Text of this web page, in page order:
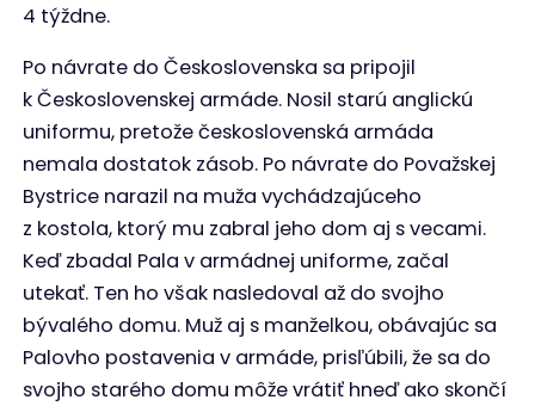
4 týždne.
Po návrate do Československa sa pripojil
k Československej armáde. Nosil starú anglickú
uniformu, pretože československá armáda
nemala dostatok zásob. Po návrate do Považskej
Bystrice narazil na muža vychádzajúceho
z kostola, ktorý mu zabral jeho dom aj s vecami.
Keď zbadal Pala v armádnej uniforme, začal
utekať. Ten ho však nasledoval až do svojho
bývalého domu. Muž aj s manželkou, obávajúc sa
Palovho postavenia v armáde, prisľúbili, že sa do
svojho starého domu môže vrátiť hneď ako skončí